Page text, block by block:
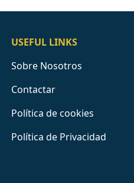
USEFUL LINKS
Sobre Nosotros
Contactar
Política de cookies
Política de Privacidad